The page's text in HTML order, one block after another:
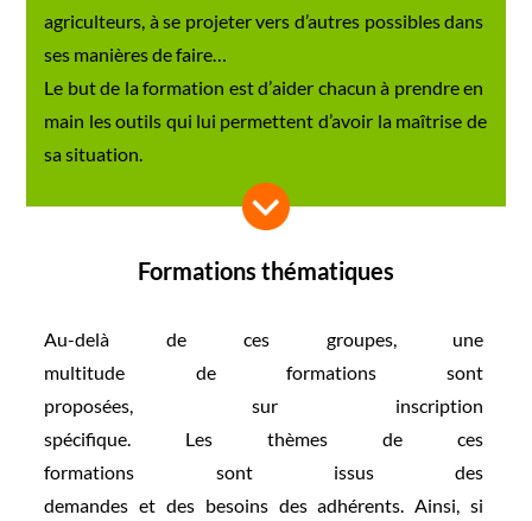
agriculteurs, à se projetervers d’autres possibles dans
ses manières de faire…
Le but de la formation est d’aider chacun à prendre en
main les outils qui lui permettent d’avoir la maîtrise de
sa situation.
Formations thématiques
Au-delà de ces groupes, une
multitude de formations sont
proposées, sur inscription
spécifique. Les thèmes de ces
formations sont issus des
demandes et des besoins desadhérents. Ainsi, si